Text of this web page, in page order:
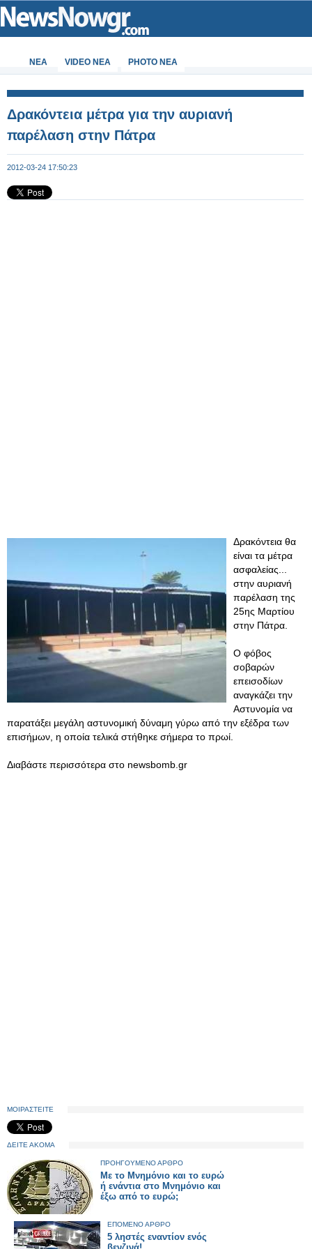
ΝΕΑ VIDEO NEA PHOTO NEA
Δρακόντεια μέτρα για την αυριανή
παρέλαση στην Πάτρα
2012-03-24 17:50:23
Δρακόντεια θα
είναι τα μέτρα
ασφαλείας...
στην αυριανή
παρέλαση της
25ης Μαρτίου
στην Πάτρα.
Ο φόβος
σοβαρών
επεισοδίων
αναγκάζει την
Αστυνομία να
παρατάξει μεγάλη αστυνομική δύναμη γύρω από την εξέδρα των
επισήμων, η οποία τελικά στήθηκε σήμερα το πρωί.
Διαβάστε περισσότερα στο newsbomb.gr
ΜΟΙΡΑΣΤΕΙΤΕ
ΔΕΙΤΕ ΑΚΟΜΑ
ΠΡΟΗΓΟΥΜΕΝΟ ΑΡΘΡΟ
Με το Μνημόνιο και το ευρώ
ή ενάντια στο Μνημόνιο και
έξω από το ευρώ;
ΕΠΟΜΕΝΟ ΑΡΘΡΟ
5 ληστές εναντίον ενός